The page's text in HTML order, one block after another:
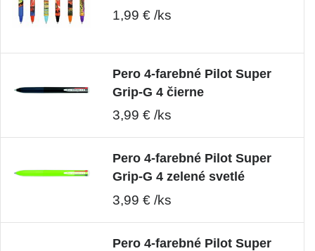
1,99 € /ks
Pero 4-farebné Pilot Super
Grip-G 4 čierne
3,99 € /ks
Pero 4-farebné Pilot Super
Grip-G 4 zelené svetlé
3,99 € /ks
Pero 4-farebné Pilot Super